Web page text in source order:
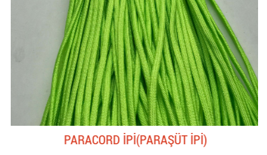
PARACORD İPİ(PARAŞÜT İPİ)